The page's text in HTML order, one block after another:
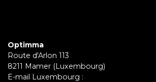
Optimma
Route d'Arlon 113
8211 Mamer (Luxembourg)
E-mail Luxembourg :